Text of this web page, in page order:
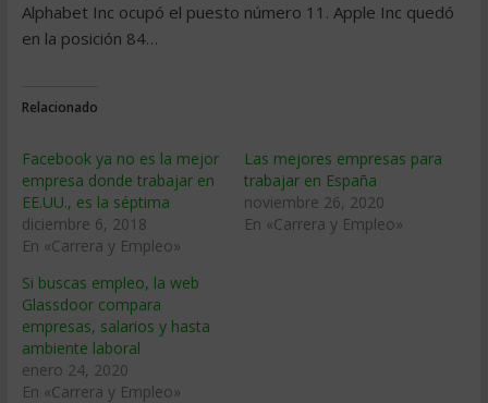
Alphabet Inc ocupó el puesto número 11. Apple Inc quedó
en la posición 84…
Relacionado
Facebook ya no es la mejor
empresa donde trabajar en
EE.UU., es la séptima
diciembre 6, 2018
En «Carrera y Empleo»
Las mejores empresas para
trabajar en España
noviembre 26, 2020
En «Carrera y Empleo»
Si buscas empleo, la web
Glassdoor compara
empresas, salarios y hasta
ambiente laboral
enero 24, 2020
En «Carrera y Empleo»